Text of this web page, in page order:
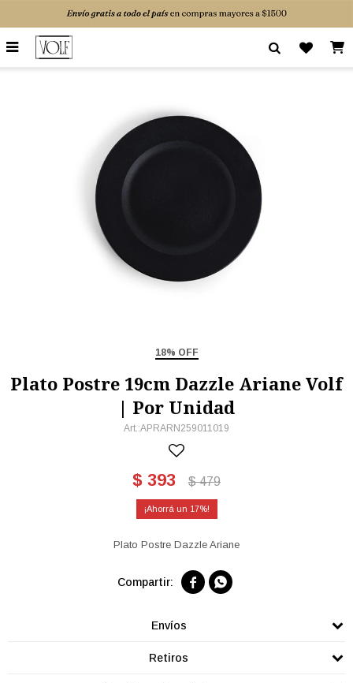

18% OFF
Plato Postre 19cm Dazzle Ariane Volf
| Por Unidad
APRARN259011019
$ 393 $ 479
17
Plato Postre Dazzle Ariane
 
Envíos
Retiros